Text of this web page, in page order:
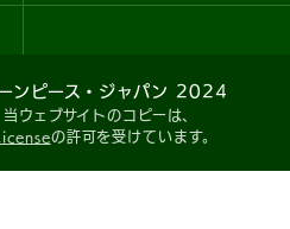
ンピース・ジャパン 2024
当ウェブサイトのコピーは、
の許可を受けています。